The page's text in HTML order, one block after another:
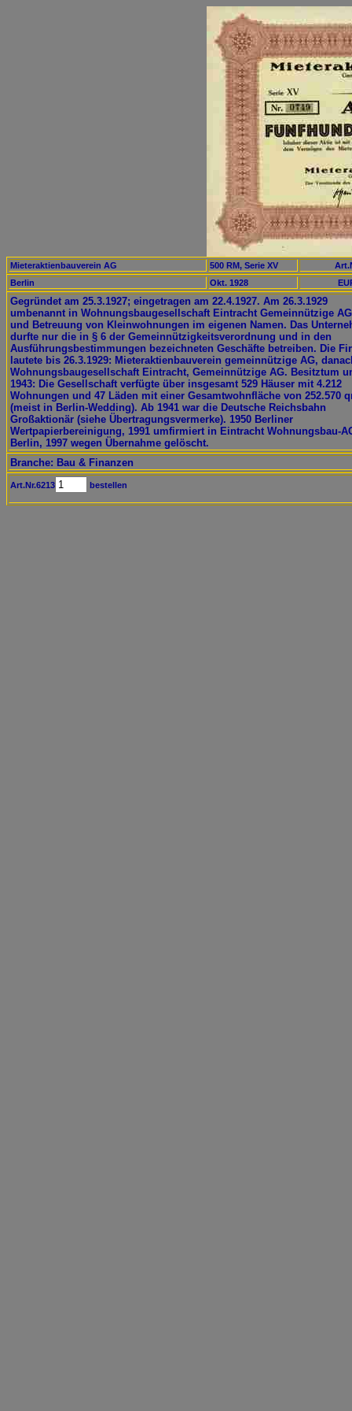
Mieteraktienbauverein AG 500 RM, Serie XV
Berlin
Okt. 1928
Gegründet am 25.3.1927; eingetragen am 22.4.1927. Am 26.3.1929
umbenannt in Wohnungsbaugesellschaft Eintracht Gemeinnützige
und Betreuung von Kleinwohnungen im eigenen Namen. Das
durfte nur die in § 6 der Gemeinnützigkeitsverordnung und in den
Ausführungsbestimmungen bezeichneten Geschäfte betreiben. Die
lautete bis 26.3.1929: Mieteraktienbauverein gemeinnützige AG,
Wohnungsbaugesellschaft Eintracht, Gemeinnützige AG. Besitztum
1943: Die Gesellschaft verfügte über insgesamt 529 Häuser mit 4.212
Wohnungen und 47 Läden mit einer Gesamtwohnfläche von 252.570
(meist in Berlin-Wedding). Ab 1941 war die Deutsche Reichsbahn
Großaktionär (siehe Übertragungsvermerke). 1950 Berliner
Wertpapierbereinigung, 1991 umfirmiert in Eintracht Wohnungsbau-
Berlin, 1997 wegen Übernahme gelöscht.
Branche: Bau & Finanzen
Art.Nr.6213 bestellen